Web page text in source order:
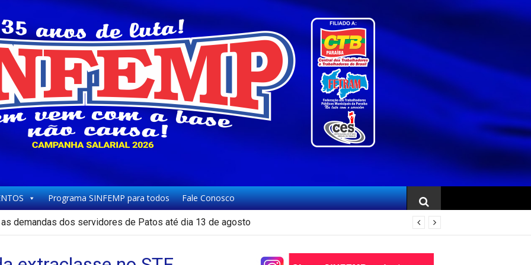
Programa SINFEMP para todos Fale Conosco
demandas dos servidores de Patos até dia 13 de agosto